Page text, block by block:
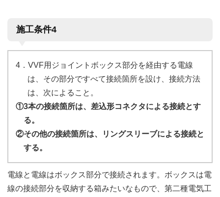
施工条件4
4．VVF用ジョイントボックス部分を経由する電線
は、その部分ですべて接続箇所を設け、接続方法
は、次によること。
①3本の接続箇所は、差込形コネクタによる接続とす
る。
②その他の接続箇所は、リングスリーブによる接続と
する。
電線と電線はボックス部分で接続されます。ボックスは電
線の接続部分を収納する箱みたいなもので、第二種電気工